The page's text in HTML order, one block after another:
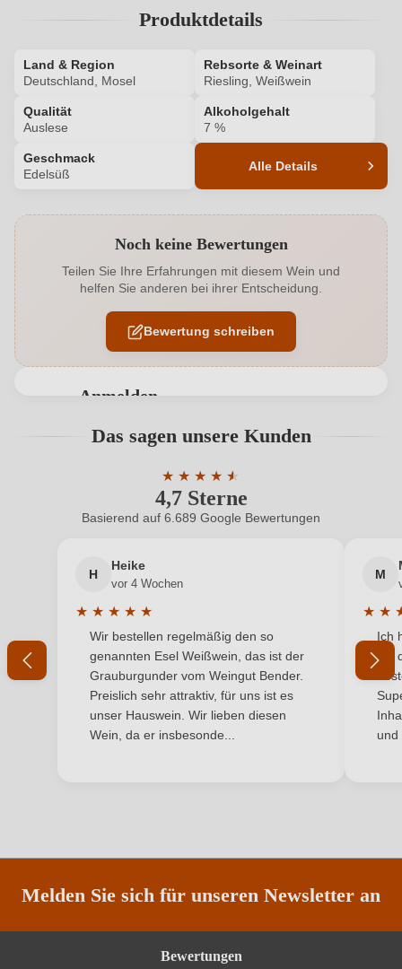
Produktdetails
Land & Region
Deutschland, Mosel
Rebsorte & Weinart
Riesling, Weißwein
Qualität
Auslese
Alkoholgehalt
7 %
Geschmack
Edelsüß
Alle Details
Alkoholgehalt in % 7 %
Allergene Enthält Sulfite
Ausbau Großes Holzfass
Mülheim/Mosel, Deutschland
Ort Mülheimer Sonnenlay
Qualität Auslese
Riesling
Weinart Weißwein
Noch keine Bewertungen
Teilen Sie Ihre Erfahrungen mit diesem Wein und
helfen Sie anderen bei ihrer Entscheidung.
Bewertung schreiben
Anmelden
Benutzern abgegeben werden. Bitte loggen Sie sich
Neuer Kunde? Neuer Kunde?
Ihre E-Mail-Adresse
Ihr Passwort
Ich habe mein Passwort vergessen
Das sagen unsere Kunden
4,7 Sterne
★ ★ ★ ★ ★
★
Durchschnittliche Bewertung von 4.7
Basierend auf 6.689 Google Bewertungen
H
Heike
vor 4 Wochen
★ ★ ★ ★ ★
Durchschnittliche Bewertung von 5 von 5 Sternen
Wir bestellen regelmäßig den so
genannten Esel Weißwein, das ist der
Grauburgunder vom Weingut Bender.
Preislich sehr attraktiv, für uns ist es
unser Hauswein. Wir lieben diesen
Wein, da er insbesonde...
M
★ ★
Ich
mit
und
Melden Sie sich für unseren Newsletter an
Bewertungen